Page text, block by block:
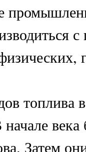
топлива
Затем